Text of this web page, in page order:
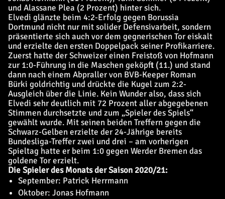
und Alassane Plea (2 Prozent) hinter sich.
Elvedi glänzte beim 4:2-Erfolg gegen Borussia
Dortmund nicht nur mit solider Defensivarbeit, sondern
präsentierte sich auch vor dem gegnerischen Tor eiskalt
und erzielte den ersten Doppelpack seiner Profikarriere.
Zuerst hatte der Schweizer einen Freistoß von Hofmann
zur 1:0-Führung in die Maschen geköpft (11.) und stand
dann nach einem Abpraller von BVB-Keeper Roman
Bürki goldrichtig und drückte die Kugel zum 2:2-
Ausgleich über die Linie. Kein Wunder also, dass sich
Elvedi sehr deutlich mit 72 Prozent aller abgegebenen
Stimmen durchsetzte und zum „Spieler des Spiels“
gewählt wurde. Mit seinen beiden Treffern gegen die
Schwarz-Gelben erzielte der 24-Jährige bereits
Bundesliga-Treffer zwei und drei – am vorherigen
Spieltag hatte er beim 1:0 gegen Werder Bremen das
goldene Tor erzielt.
Die Spieler des Monats der Saison 2020/21:
September: Patrick Herrmann
Oktober: Jonas Hofmann